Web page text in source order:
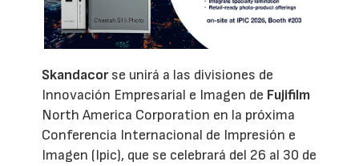
Skandacorse unirá a las divisiones de
Innovación Empresarial e Imagen de Fujifilm
North America Corporation en la próxima
Conferencia Internacional de Impresión e
Imagen (Ipic), que se celebrará del 26 al 30 de